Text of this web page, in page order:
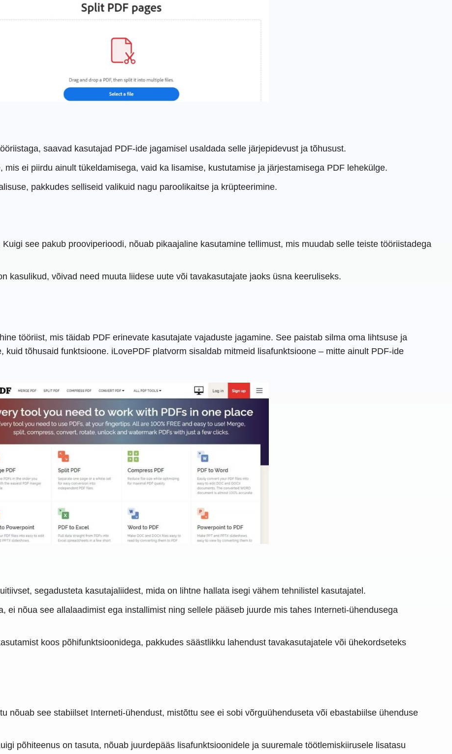
saavad kasutajad PDF-ide jagamisel usaldada selle järjepidevust ja tõhusust.
mis ei piirdu ainult tükeldamisega, vaid ka lisamise, kustutamise ja järjestamisega PDF lehekülge.
pakkudes selliseid valikuid nagu paroolikaitse ja krüpteerimine.
see pakub prooviperioodi, nõuab pikaajaline kasutamine tellimust, mis muudab selle teiste tööriistadega
kasulikud, võivad need muuta liidese uute või tavakasutajate jaoks üsna keeruliseks.
tööriist, mis täidab PDF erinevate kasutajate vajaduste jagamine. See paistab silma oma lihtsuse ja
kuid tõhusaid funktsioone. iLovePDF platvorm sisaldab mitmeid lisafunktsioone – mitte ainult PDF-ide
segadusteta kasutajaliidest, mida on lihtne hallata isegi vähem tehnilistel kasutajatel.
ei nõua see allalaadimist ega installimist ning sellele pääseb juurde mis tahes Interneti-ühendusega
koos põhifunktsioonidega, pakkudes säästlikku lahendust tavakasutajatele või ühekordseteks
nõuab see stabiilset Interneti-ühendust, mistõttu see ei sobi võrguühenduseta või ebastabiilse ühenduse
põhiteenus on tasuta, nõuab juurdepääs lisafunktsioonidele ja suuremale töötlemiskiirusele lisatasu